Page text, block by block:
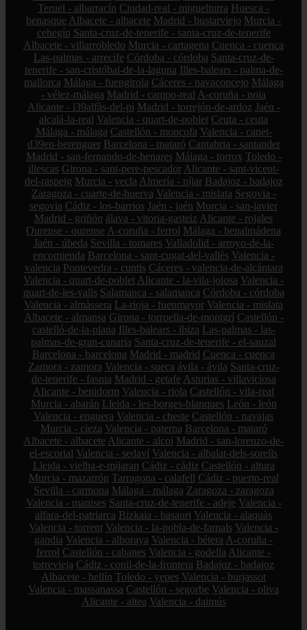
Teruel - albarracín Ciudad-real - miguelturra Huesca -
benasque Albacete - albacete Madrid - bustarviejo Murcia -
cehegín Santa-cruz-de-tenerife - santa-cruz-de-tenerife
Albacete - villarrobledo Murcia - cartagena Cuenca - cuenca
Las-palmas - arrecife Córdoba - córdoba Santa-cruz-de-
tenerife - san-cristóbal-de-la-laguna Illes-balears - palma-de-
mallorca Málaga - fuengirola Cáceres - navaconcejo Málaga
- vélez-málaga Madrid - campo-real A-coruña - noia
Alicante - l39alfàs-del-pi Madrid - torrejón-de-ardoz Jaén -
alcalá-la-real Valencia - quart-de-poblet Ceuta - ceuta
Málaga - málaga Castellón - moncofa Valencia - canet-
d39en-berenguer Barcelona - mataró Cantabria - santander
Madrid - san-fernando-de-henares Málaga - torrox Toledo -
illescas Girona - sant-pere-pescador Alicante - sant-vicent-
del-raspeig Murcia - yecla Almería - níjar Badajoz - badajoz
Zaragoza - cuarte-de-huerva Valencia - mislata Segovia -
segovia Cádiz - los-barrios Jaén - jaén Murcia - san-javier
Madrid - griñón álava - vitoria-gasteiz Alicante - rojales
Ourense - ourense A-coruña - ferrol Málaga - benalmádena
Jaén - úbeda Sevilla - tomares Valladolid - arroyo-de-la-
encomienda Barcelona - sant-cugat-del-vallès Valencia -
valencia Pontevedra - cuntis Cáceres - valencia-de-alcántara
Valencia - quart-de-poblet Alicante - la-vila-joiosa Valencia -
quart-de-les-valls Salamanca - salamanca Córdoba - córdoba
Valencia - almàssera La-rioja - fuenmayor Valencia - mislata
Albacete - almansa Girona - torroella-de-montgrí Castellón -
castelló-de-la-plana Illes-balears - ibiza Las-palmas - las-
palmas-de-gran-canaria Santa-cruz-de-tenerife - el-sauzal
Barcelona - barcelona Madrid - madrid Cuenca - cuenca
Zamora - zamora Valencia - sueca ávila - ávila Santa-cruz-
de-tenerife - fasnia Madrid - getafe Asturias - villaviciosa
Alicante - benidorm Valencia - riola Castellón - vila-real
Murcia - abarán Lleida - les-borges-blanques León - león
Valencia - enguera Valencia - cheste Castellón - navajas
Murcia - cieza Valencia - paterna Barcelona - mataró
Albacete - albacete Alicante - alcoi Madrid - san-lorenzo-de-
el-escorial Valencia - sedaví Valencia - albalat-dels-sorells
Lleida - vielha-e-mijaran Cádiz - cádiz Castellón - altura
Murcia - mazarrón Tarragona - calafell Cádiz - puerto-real
Sevilla - carmona Málaga - málaga Zaragoza - zaragoza
Valencia - manises Santa-cruz-de-tenerife - adeje Valencia -
alfara-del-patriarca Bizkaia - basauri Valencia - alaquàs
Valencia - torrent Valencia - la-pobla-de-farnals Valencia -
gandia Valencia - alboraya Valencia - bétera A-coruña -
ferrol Castellón - cabanes Valencia - godella Alicante -
torrevieja Cádiz - conil-de-la-frontera Badajoz - badajoz
Albacete - hellín Toledo - yepes Valencia - burjassot
Valencia - massanassa Castellón - segorbe Valencia - oliva
Alicante - altea Valencia - daimús